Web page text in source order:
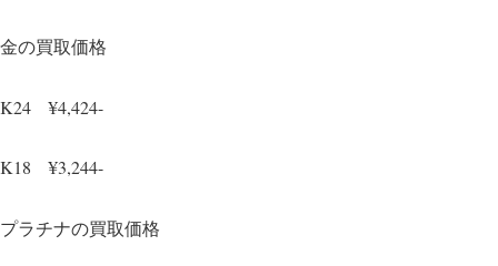
金の買取価格
K24 ¥4,424-
K18 ¥3,244-
プラチナの買取価格